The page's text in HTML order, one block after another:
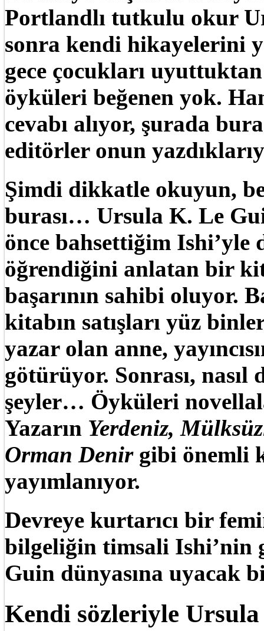
Portlandlı tutkulu okur
sonra kendi hikayelerini
gece çocukları
öyküleri beğenen yok.
cevabı alıyor, şurada
editörler onun
Şimdi dikkatle okuyun,
burası… Ursula K. Le
önce bahsettiğim Ishi’yle
öğrendiğini anlatan bir
başarının sahibi oluyor.
kitabın satışları yüz
yazar olan anne,
götürüyor. Sonrası,
şeyler… Öyküleri
Yazarın Yerdeniz,
Orman Denirgibi önemli
yayımlanıyor.
Devreye kurtarıcı bir
bilgeliğin timsali Ishi’nin
Guin dünyasına uyacak
Kendi sözleriyle Ursula